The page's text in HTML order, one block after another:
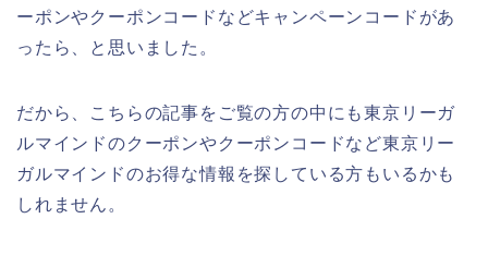
ーポンやクーポンコードなどキャンペーンコードがあ
ったら、と思いました。
だから、こちらの記事をご覧の方の中にも東京リーガ
ルマインドのクーポンやクーポンコードなど東京リー
ガルマインドのお得な情報を探している方もいるかも
しれません。